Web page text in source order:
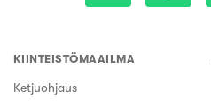
KIINTEISTÖMAAILMA
Ketjuohjaus